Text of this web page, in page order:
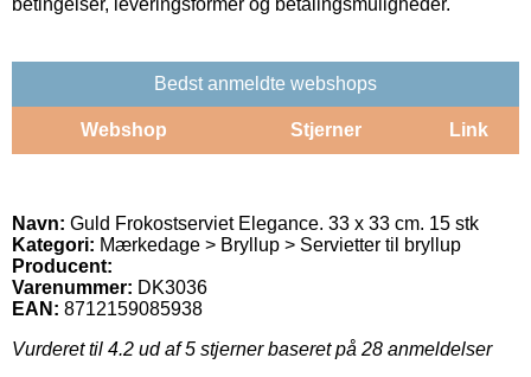
Bedst anmeldte webshops
Webshop Stjerner Link
Navn: Guld Frokostserviet Elegance. 33 x 33 cm. 15 stk
Kategori: Mærkedage > Bryllup > Servietter til bryllup
Producent:
Varenummer: DK3036
EAN: 8712159085938
Vurderet til 4.2 ud af 5 stjerner baseret på 28 anmeldelser